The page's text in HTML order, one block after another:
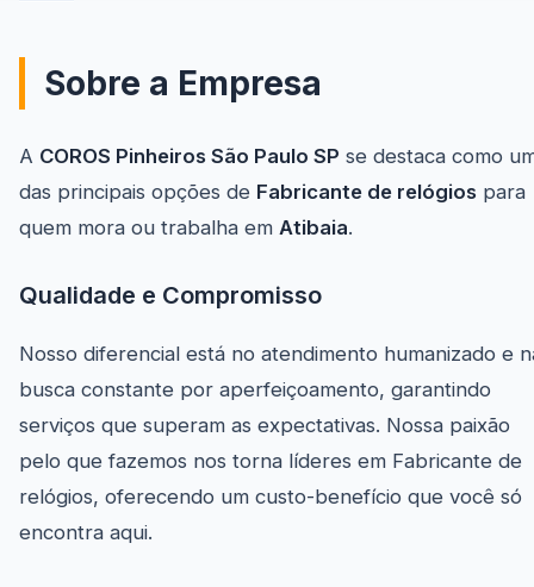
Sobre a Empresa
A COROS Pinheiros São Paulo SP se destaca como
das principais opções de Fabricante de relógios para
quem mora ou trabalha em Atibaia.
Qualidade e Compromisso
Nosso diferencial está no atendimento humanizado e
busca constante por aperfeiçoamento, garantindo
serviços que superam as expectativas. Nossa paixão
pelo que fazemos nos torna líderes em Fabricante de
relógios, oferecendo um custo-benefício que você só
encontra aqui.